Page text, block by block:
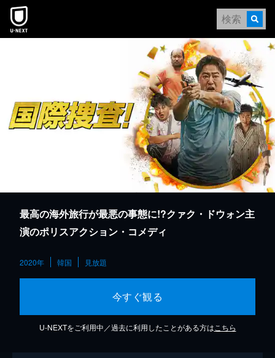
本文へスキップ
最高の海外旅行が最悪の事態に!?クァク・ドウォン主
演のポリスアクション・コメディ
2020年 韓国 見放題
今すぐ観る
U-NEXTをご利用中／過去に利用したことがある方は こちら